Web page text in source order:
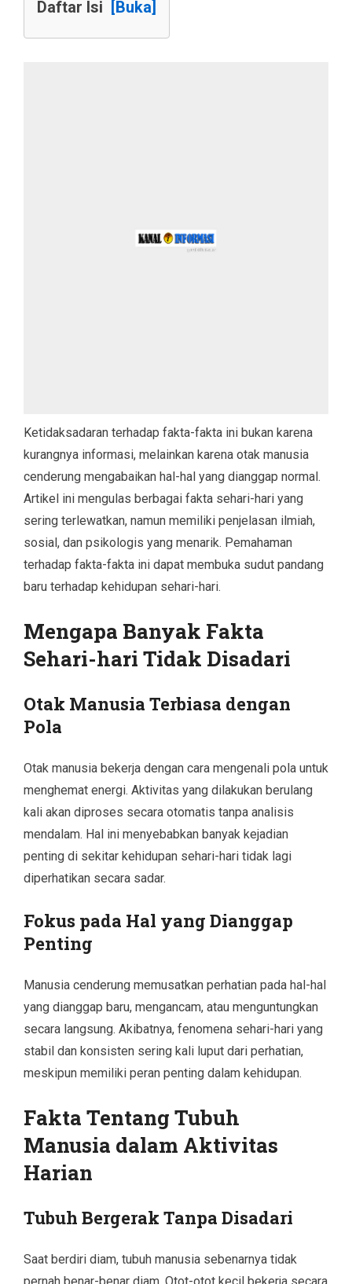
Daftar Isi [Buka]
Ketidaksadaran terhadap fakta-fakta ini bukan karena
kurangnya informasi, melainkan karena otak manusia
cenderung mengabaikan hal-hal yang dianggap normal.
Artikel ini mengulas berbagai fakta sehari-hari yang
sering terlewatkan, namun memiliki penjelasan ilmiah,
sosial, dan psikologis yang menarik. Pemahaman
terhadap fakta-fakta ini dapat membuka sudut pandang
baru terhadap kehidupan sehari-hari.
Mengapa Banyak Fakta
Sehari-hari Tidak Disadari
Otak Manusia Terbiasa dengan
Pola
Otak manusia bekerja dengan cara mengenali pola untuk
menghemat energi. Aktivitas yang dilakukan berulang
kali akan diproses secara otomatis tanpa analisis
mendalam. Hal ini menyebabkan banyak kejadian
penting di sekitar kehidupan sehari-hari tidak lagi
diperhatikan secara sadar.
Fokus pada Hal yang Dianggap
Penting
Manusia cenderung memusatkan perhatian pada hal-hal
yang dianggap baru, mengancam, atau menguntungkan
secara langsung. Akibatnya, fenomena sehari-hari yang
stabil dan konsisten sering kali luput dari perhatian,
meskipun memiliki peran penting dalam kehidupan.
Fakta Tentang Tubuh
Manusia dalam Aktivitas
Harian
Tubuh Bergerak Tanpa Disadari
Saat berdiri diam, tubuh manusia sebenarnya tidak